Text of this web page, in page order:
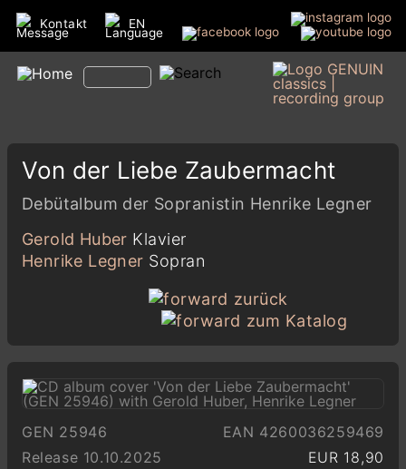
Kontakt EN
Von der Liebe Zaubermacht
Debütalbum der Sopranistin Henrike Legner
Gerold Huber Klavier
Henrike Legner Sopran
zurück
zum Katalog
GEN 25946
EAN 4260036259469
Release 10.10.2025
EUR 18,90